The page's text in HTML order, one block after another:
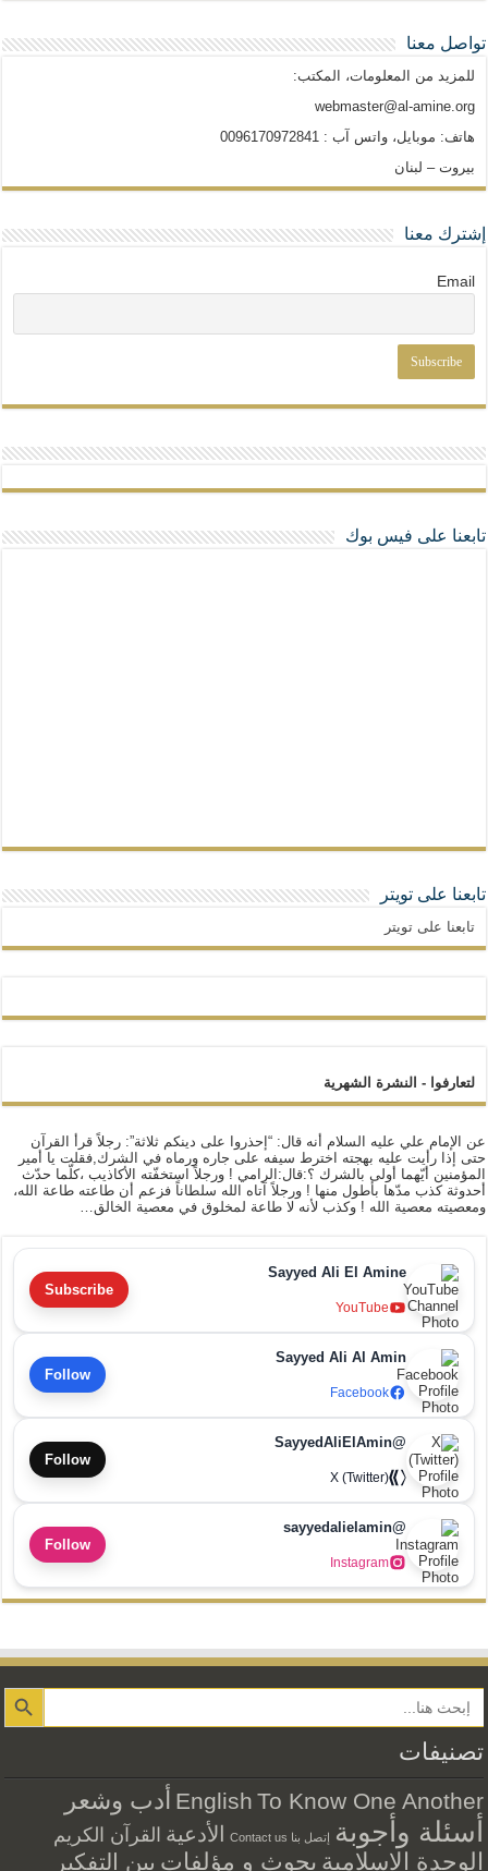
تواصل معنا
للمزيد من المعلومات، المكتب:
webmaster@al-amine.org
هاتف: موبايل، واتس آب : 0096170972841
بيروت – لبنان
إشترك معنا
Email
تابعنا على فيس بوك
تابعنا على تويتر
تابعنا على تويتر
لتعارفوا - النشرة الشهرية
عن الإمام علي عليه السلام أنه قال: “إحذروا على دينكم ثلاثة”: رجلاً قرأ القرآن
حتى إذا رأيت عليه بهجته اخترط سيفه على جاره ورماه في الشرك,فقلت يا أمير
المؤمنين أيّهما أولى بالشرك ؟:قال:الرامي ! ورجلاً استخفّته الأكاذيب ،كلّما حدّث
أحدوثة كذب مدّها بأطول منها ! ورجلاً آتاه الله سلطاناً فزعم أن طاعته طاعة الله،
ومعصيته معصية الله ! وكذب لأنه لا طاعة لمخلوق في معصية الخالق…
Sayyed Ali El Amine
YouTube
Subscribe
Sayyed Ali Al Amin
Facebook
Follow
@SayyedAliElAmin
X (Twitter)
Follow
@sayyedalielamin
Instagram
Follow
Search Button
تصنيفات
English To Know One Another أدب وشعر
أسئلة وأجوبة إتصل بنا Contact us الأدعية القرآن الكريم
الوحدة الاسلامية بحوث و مؤلفات بين التفكير